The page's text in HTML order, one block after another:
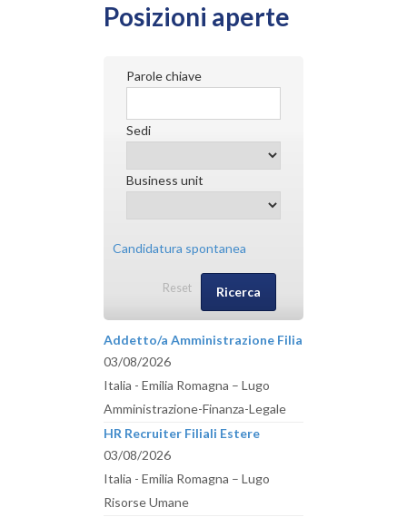
Posizioni aperte
Parole chiave
Sedi
Business unit
Candidatura spontanea
Reset
Addetto/a Amministrazione Filiali Estere
03/08/2026
Italia - Emilia Romagna – Lugo
Amministrazione-Finanza-Legale
HR Recruiter Filiali Estere
03/08/2026
Italia - Emilia Romagna – Lugo
Risorse Umane